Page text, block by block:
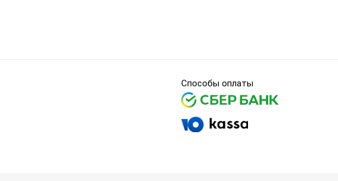
Способы оплаты